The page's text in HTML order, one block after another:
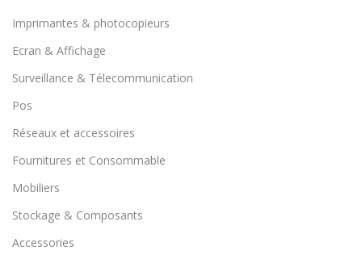
Imprimantes & photocopieurs
Ecran & Affichage
Surveillance & Télecommunication
Pos
Réseaux et accessoires
Fournitures et Consommable
Mobiliers
Stockage & Composants
Accessories